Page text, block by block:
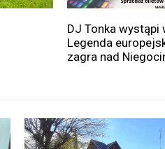
DJ Tonka wystąpi
Legenda
zagra nad